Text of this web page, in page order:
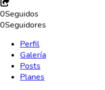
0Seguidos
0Seguidores
Perfil
Galería
Posts
Planes